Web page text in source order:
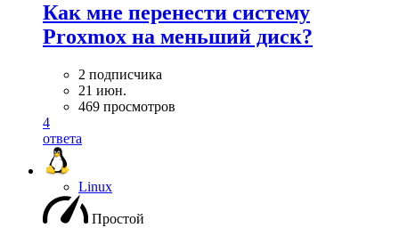
Как мне перенести систему
Proxmox на меньший диск?
2 подписчика
21 июн.
469 просмотров
4
ответа
Linux
Простой